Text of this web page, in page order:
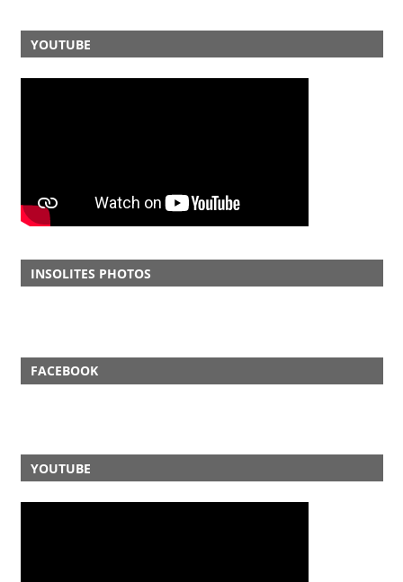
YOUTUBE
INSOLITES PHOTOS
FACEBOOK
YOUTUBE